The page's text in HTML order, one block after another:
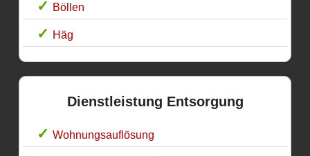
Böllen
Häg
Dienstleistung Entsorgung
Wohnungsauflösung